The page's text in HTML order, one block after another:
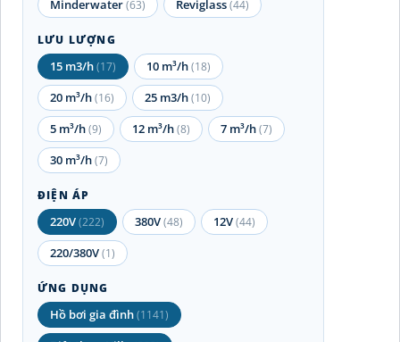
Minderwater(63) Reviglass(44)
LƯU LƯỢNG
15 m3/h(17) 10 m³/h(18)
20 m³/h(16) 25 m3/h(10)
5 m³/h(9) 12 m³/h(8) 7 m³/h(7)
30 m³/h(7)
ĐIỆN ÁP
220V(222) 380V(48) 12V(44)
220/380V(1)
ỨNG DỤNG
Hồ bơi gia đình(1141)